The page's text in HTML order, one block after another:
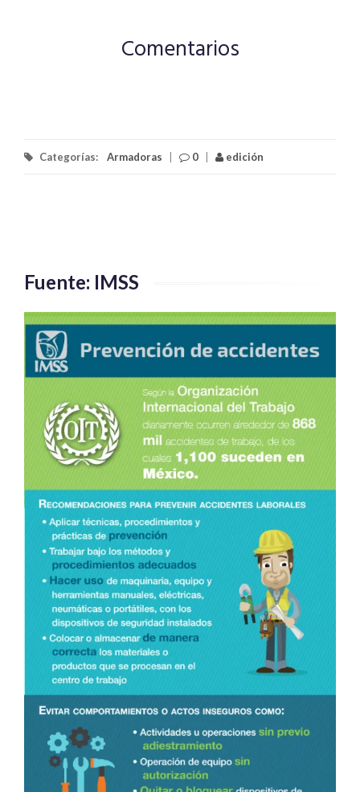
Comentarios
Categorías: Armadoras 0 edición
Fuente: IMSS